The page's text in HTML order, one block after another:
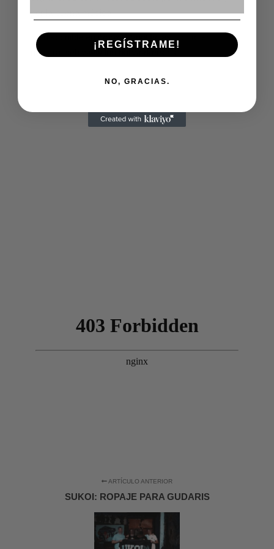
por la buena música.
Ya disponible en e
nuestra web
www.footballworkers.es
ARTÍCULO ANTERIOR
SUKOI: ROPAJE PARA GUDARIS
¡REGÍSTRAME!
NO, GRACIAS.